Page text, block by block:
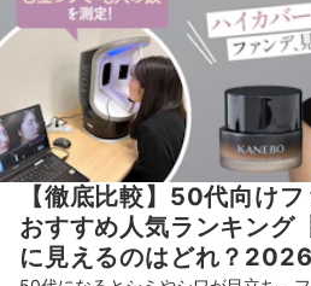
【徹底比較】50代向け
おすすめ人気ランキング
に見えるのはどれ？2026